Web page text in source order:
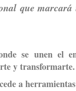
que
se unen el
y transformarte.
a